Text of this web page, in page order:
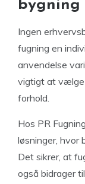
bygning
Ingen
fugning en
anvendelse
vigtigt at vælge
forhold.
Hos PR
løsninger, hvor
Det sikrer, at
også bidrager